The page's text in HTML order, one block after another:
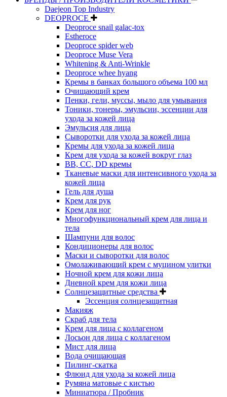
Daejeon Top Industry
DEOPROCE
Deoproce snail galac-tox
Estheroce
Deoproce spider web
Deoproce Muse Vera
Whitening & Anti-Wrinkle
Deoproce whee hyang
Кремы в банках большого объема 100 мл
Очищающий крем
Пенки, гели, муссы, мыло для умывания
Тоники, тонеры, эмульсии, эссенции для
ухода за кожей лица
Эмульсия для лица
Сыворотки для ухода за кожей лица
Кремы для ухода за кожей лица
Крем для ухода за кожей вокруг глаз
BB, CC, DD кремы
Тканевые маски для интенсивного ухода за
кожей лица
Гель для душа
Крем для рук
Крем для ног
Многофункциональный крем для лица и
тела
Шампуни для волос
Кондиционеры для волос
Маски и сыворотки для волос
Омолаживающий крем с муцином улитки
Ночной крем для кожи лица
Дневной крем для кожи лица
Солнцезащитные средства
Эссенция солнцезащитная
Макияж
Скраб для тела
Крем для лица с коллагеном
Лосьон для лица с коллагеном
Мист для лица
Вода очищающая
Пилинг-скатка
Флюид для ухода за кожей лица
Румяна матовые с кистью
Миниатюра / Пробник